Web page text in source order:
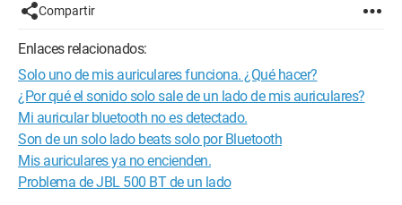
Compartir
Enlaces relacionados:
Solo uno de mis auriculares funciona. ¿Qué hacer?
¿Por qué el sonido solo sale de un lado de mis auriculares?
Mi auricular bluetooth no es detectado.
Son de un solo lado beats solo por Bluetooth
Mis auriculares ya no encienden.
Problema de JBL 500 BT de un lado